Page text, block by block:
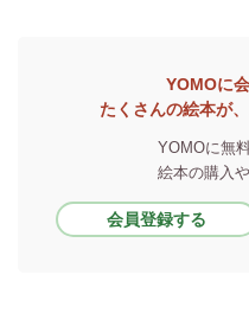
YOMOに
たくさんの絵本が
YOMOに無
絵本の購入
会員登録する